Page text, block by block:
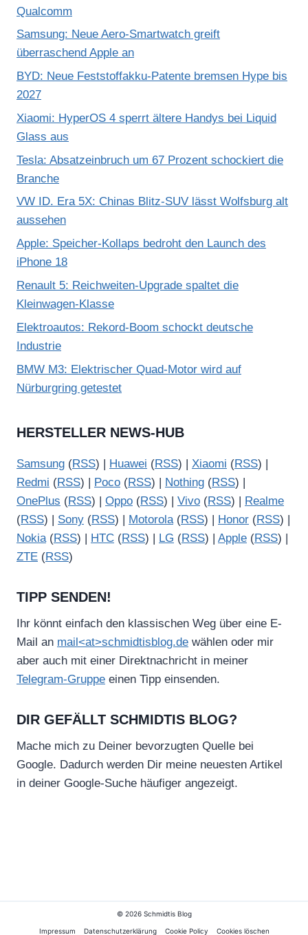
Qualcomm
Samsung: Neue Aero-Smartwatch greift
überraschend Apple an
BYD: Neue Feststoffakku-Patente bremsen Hype bis
2027
Xiaomi: HyperOS 4 sperrt ältere Handys bei Liquid
Glass aus
Tesla: Absatzeinbruch um 67 Prozent schockiert die
Branche
VW ID. Era 5X: Chinas Blitz-SUV lässt Wolfsburg alt
aussehen
Apple: Speicher-Kollaps bedroht den Launch des
iPhone 18
Renault 5: Reichweiten-Upgrade spaltet die
Kleinwagen-Klasse
Elektroautos: Rekord-Boom schockt deutsche
Industrie
BMW M3: Elektrischer Quad-Motor wird auf
Nürburgring getestet
HERSTELLER NEWS-HUB
Samsung (RSS) | Huawei (RSS) | Xiaomi (RSS) |
Redmi (RSS) | Poco (RSS) | Nothing (RSS) |
OnePlus (RSS) | Oppo (RSS) | Vivo (RSS) |
Realme
(RSS) | Sony (RSS) | Motorola(RSS) | Honor (RSS) |
Nokia(RSS) | HTC (RSS) | LG (RSS) | Apple (RSS) |
ZTE (RSS)
TIPP SENDEN!
Ihr könnt einfach den klassischen Weg über eine E-
Mail an mail<at>schmidtisblog.de wählen oder mir
aber auch mit einer Direktnachricht in meiner
Telegram-Gruppe einen Tipp einsenden.
DIR GEFÄLLT SCHMIDTIS BLOG?
Mache mich zu Deiner bevorzugten Quelle bei
Google. Dadurch werden Dir meine neuesten Artikel
in deiner Google-Suche häufiger angezeigt.
© 2026 Schmidtis Blog
Impressum Datenschutzerklärung Cookie Policy Cookies löschen